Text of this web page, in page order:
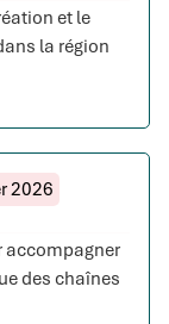
et le
la région
2026
accompagner
des chaînes